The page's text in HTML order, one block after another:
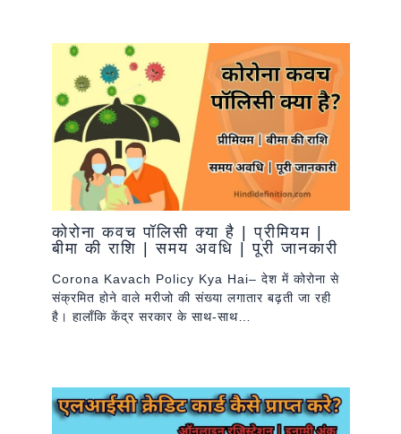
कोरोना कवच पॉलिसी क्या है | प्रीमियम |
बीमा की राशि | समय अवधि | पूरी जानकारी
Corona Kavach Policy Kya Hai– देश में कोरोना से
संक्रमित होने वाले मरीजो की संख्या लगातार बढ़ती जा रही
है। हालाँकि केंद्र सरकार के साथ-साथ…